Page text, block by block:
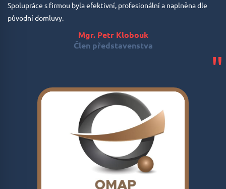
"
Spolupráce s firmou byla efektivní, profesionální a naplněna dle
původní domluvy.
Mgr. Petr Klobouk
Člen představenstva